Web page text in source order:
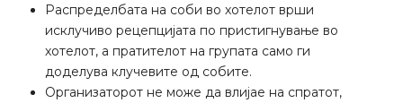
Распределбата на соби во хотелот врши
исклучиво рецепцијата по пристигнување во
хотелот, а пратителот на групата само ги
доделува клучевите од собите.
Организаторот не може да влијае на спратот,